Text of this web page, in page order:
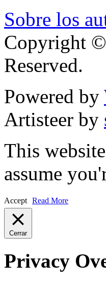
Sobre los
Copyright
Reserved.
Powered by
Artisteer by
This
assume
Accept Read More
Cerrar
Privacy